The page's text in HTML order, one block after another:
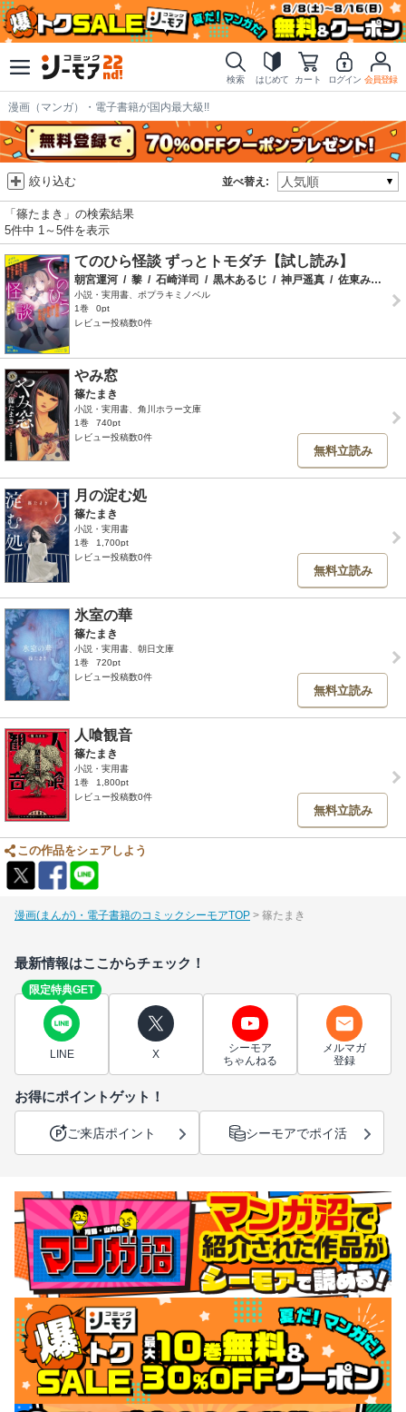
検索 はじめて カート ログイン 会員登録
漫画（マンガ）・電子書籍が国内最大級!!
並べ替え:
絞り込む
「篠たまき」の検索結果
5件中 1～5件を表示
てのひら怪談 ずっとトモダチ【試し読み】
朝宮運河 / 黎 / 石崎洋司 / 黒木あるじ / 神戸遥真 / 佐東みどり
小説・実用書、ポプラキミノベル
1巻
0pt
レビュー投稿数0件
やみ窓
篠たまき
小説・実用書、角川ホラー文庫
1巻
740pt
レビュー投稿数0件
無料立読み
月の淀む処
篠たまき
小説・実用書
1巻
1,700pt
レビュー投稿数0件
無料立読み
氷室の華
篠たまき
小説・実用書、朝日文庫
1巻
720pt
レビュー投稿数0件
無料立読み
人喰観音
篠たまき
小説・実用書
1巻
1,800pt
レビュー投稿数0件
無料立読み
この作品をシェアしよう
漫画(まんが)・電子書籍のコミックシーモアTOP 篠たまき
最新情報はここからチェック！
限定特典GET
LINE X
シーモア
ちゃんねる
メルマガ
登録
お得にポイントゲット！
ご来店ポイント シーモアでポイ活